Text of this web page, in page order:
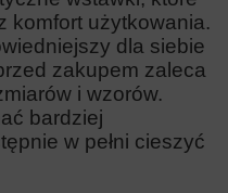
komfort użytkowania.
dla siebie
zakupem zaleca
i wzorów.
bardziej
w pełni cieszyć